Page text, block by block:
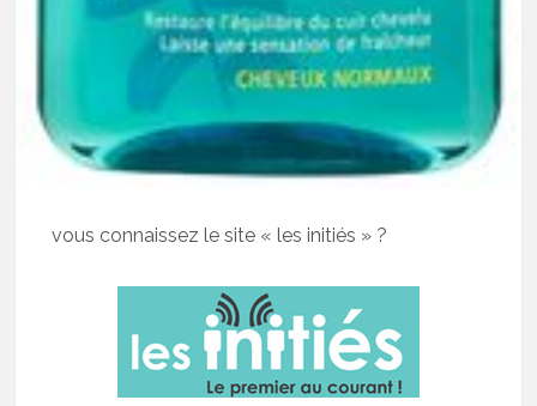
vous connaissez le site « les initiés » ?